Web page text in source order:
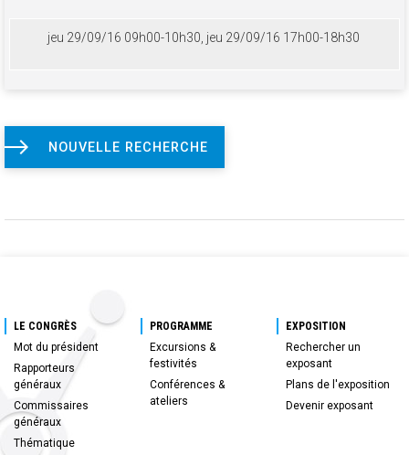
jeu 29/09/16 09h00-10h30, jeu 29/09/16 17h00-18h30
NOUVELLE RECHERCHE
LE CONGRÈS
Mot du président
Rapporteurs
généraux
Commissaires
généraux
Thématique
PROGRAMME
Excursions &
festivités
Conférences &
ateliers
EXPOSITION
Rechercher un
exposant
Plans de l'exposition
Devenir exposant